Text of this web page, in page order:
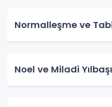
Normalleşme ve
Noel ve Miladi